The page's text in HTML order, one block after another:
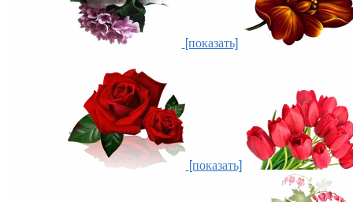
[показать]
[показать]